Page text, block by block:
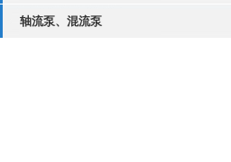
轴流泵、混流泵